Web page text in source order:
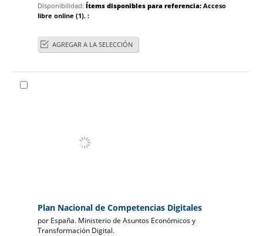
Disponibilidad:Ítems disponibles para referencia:Acceso
libre online (1).:
AGREGAR A LA SELECCIÓN
Plan Nacional de Competencias Digitales
por España. Ministerio de Asuntos Económicos y
Transformación Digital.